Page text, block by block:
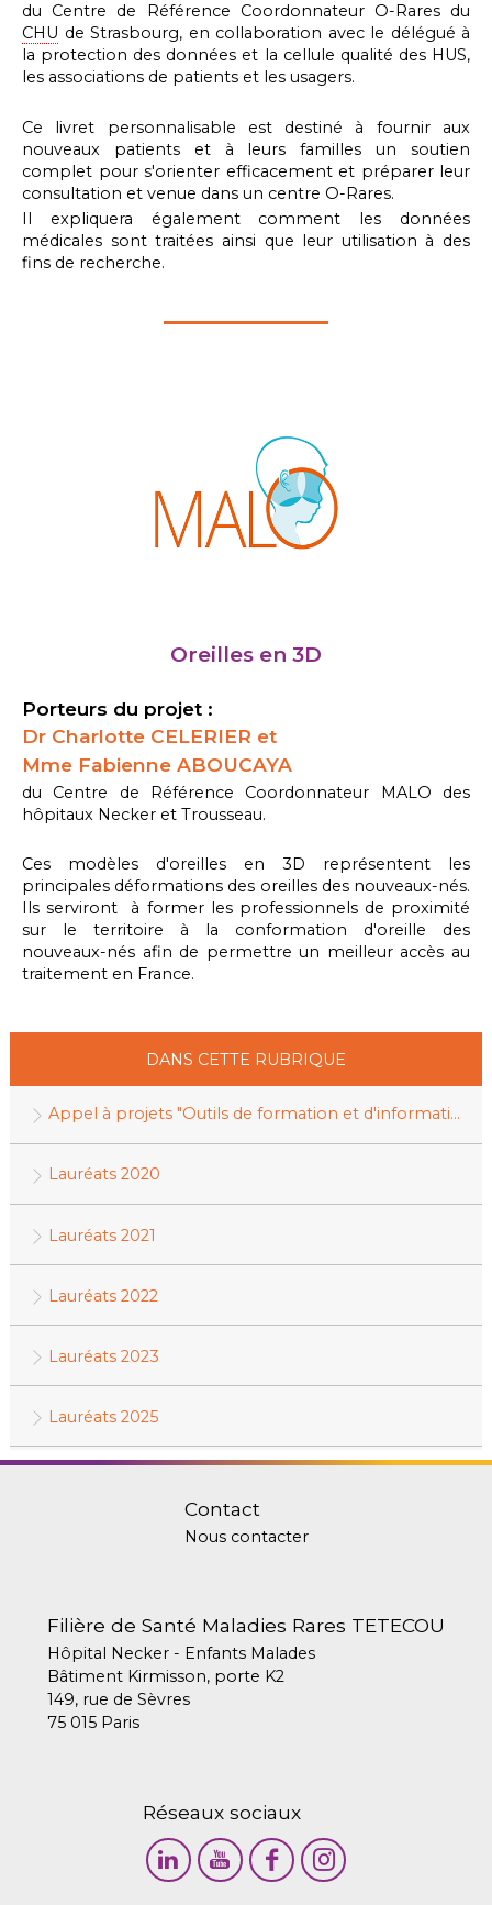
du Centre de Référence Coordonnateur O-Rares du
CHU de Strasbourg, en collaboration avec le délégué à
la protection des données et la cellule qualité des HUS,
les associations de patients et les usagers.
Ce livret personnalisable est destiné à fournir aux
nouveaux patients et à leurs familles un soutien
complet pour s'orienter efficacement et préparer leur
consultation et venue dans un centre O-Rares.
Il expliquera également comment les données
médicales sont traitées ainsi que leur utilisation à des
fins de recherche.
Oreilles en 3D
Porteurs du projet :
Dr Charlotte CELERIER et
Mme Fabienne ABOUCAYA
du Centre de Référence Coordonnateur MALO des
hôpitaux Necker et Trousseau.
Ces modèles d'oreilles en 3D représentent les
principales déformations des oreilles des nouveaux-nés.
Ils serviront à former les professionnels de proximité
sur le territoire à la conformation d'oreille des
nouveaux-nés afin de permettre un meilleur accès au
traitement en France.
DANS CETTE RUBRIQUE
Appel à projets "Outils de formation et d'information"
Lauréats 2020
Lauréats 2021
Lauréats 2022
Lauréats 2023
Lauréats 2025
Contact
Nous contacter
Filière de Santé Maladies Rares TETECOU
Hôpital Necker - Enfants Malades
Bâtiment Kirmisson, porte K2
149, rue de Sèvres
75 015 Paris
Réseaux sociaux